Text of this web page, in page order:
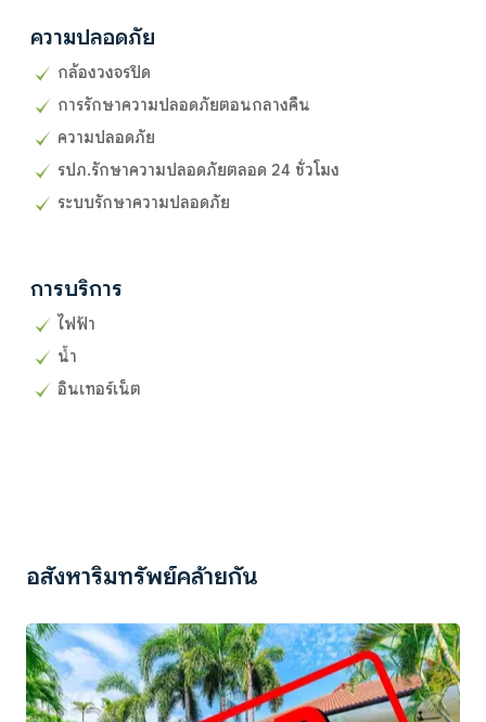
ความปลอดภัย
กล้องวงจรปิด
การรักษาความปลอดภัยตอนกลางคืน
ความปลอดภัย
รปภ.รักษาความปลอดภัยตลอด 24 ชั่วโมง
ระบบรักษาความปลอดภัย
การบริการ
ไฟฟ้า
น้ำ
อินเทอร์เน็ต
อสังหาริมทรัพย์คล้ายกัน